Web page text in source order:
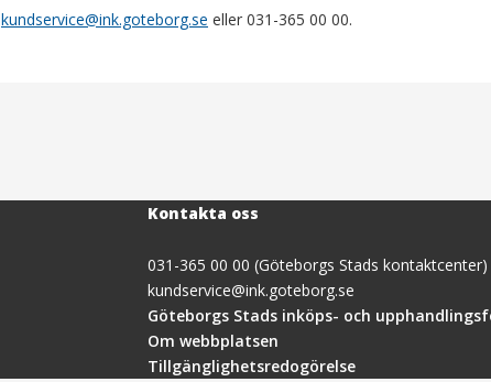
kundservice@ink.goteborg.se eller 031-365 00 00.
Kontakta oss
031-365 00 00 (Göteborgs Stads kontaktcenter)
kundservice@ink.goteborg.se
Göteborgs Stads inköps- och
Om webbplatsen
Tillgänglighetsredogörelse